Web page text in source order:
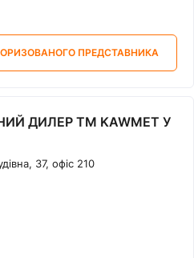
ПРЕДСТАВНИКА
ДИЛЕР ТМ KAWMET У
37, офіс 210